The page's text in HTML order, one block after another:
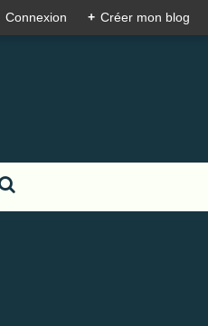
Connexion + Créer mon blog